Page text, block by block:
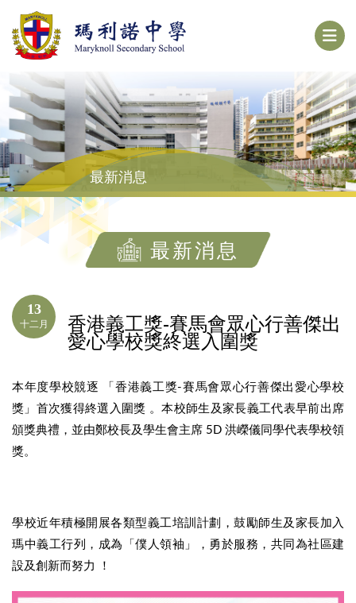
最新消息
最新消息
13
十二月 香港義工獎-賽馬會眾心行善傑出
愛心學校獎終選入圍獎
本年度學校競逐 「香港義工獎-賽馬會眾心行善傑出愛心學校
獎」首次獲得終選入圍獎 。本校師生及家長義工代表早前出席
頒獎典禮，並由鄭校長及學生會主席 5D 洪嶸儀同學代表學校領
獎。
學校近年積極開展各類型義工培訓計劃，鼓勵師生及家長加入
瑪中義工行列，成為「僕人領袖」，勇於服務，共同為社區建
設及創新而努力 ！